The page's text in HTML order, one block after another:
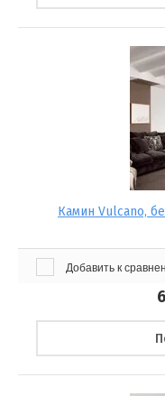
Камин Vulcano,
Добавить к